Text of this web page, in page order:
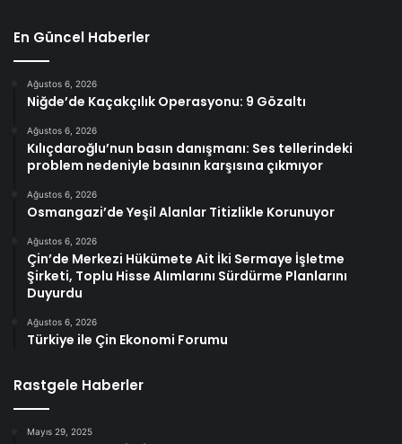
En Güncel Haberler
Ağustos 6, 2026
Niğde’de Kaçakçılık Operasyonu: 9 Gözaltı
Ağustos 6, 2026
Kılıçdaroğlu’nun basın danışmanı: Ses tellerindeki
problem nedeniyle basının karşısına çıkmıyor
Ağustos 6, 2026
Osmangazi’de Yeşil Alanlar Titizlikle Korunuyor
Ağustos 6, 2026
Çin’de Merkezi Hükümete Ait İki Sermaye İşletme
Şirketi, Toplu Hisse Alımlarını Sürdürme Planlarını
Duyurdu
Ağustos 6, 2026
Türkiye ile Çin Ekonomi Forumu
Rastgele Haberler
Mayıs 29, 2025